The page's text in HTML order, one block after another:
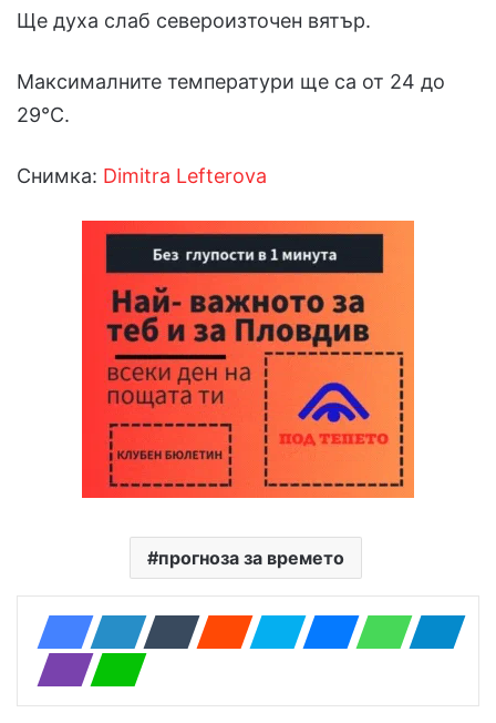
Ще духа слаб североизточен вятър.
Максималните температури ще са от 24 до
29°С.
Снимка: Dimitra Lefterova
прогноза за времето